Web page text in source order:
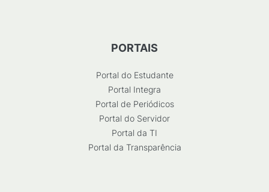
PORTAIS
Portal do Estudante
Portal Integra
Portal de Periódicos
Portal do Servidor
Portal da TI
Portal da Transparência